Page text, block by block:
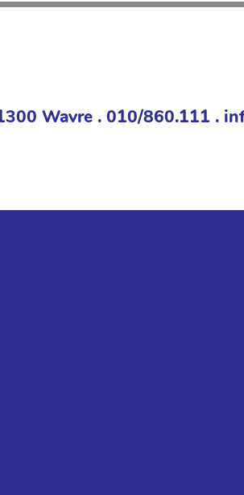
Wavre . 010/860.111 .